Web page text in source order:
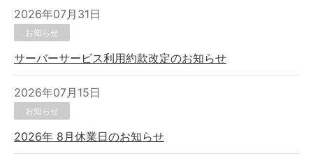
2026年07月31日
お知らせ
サーバーサービス利用約款改定のお知らせ
2026年07月15日
お知らせ
2026年 8月休業日のお知らせ